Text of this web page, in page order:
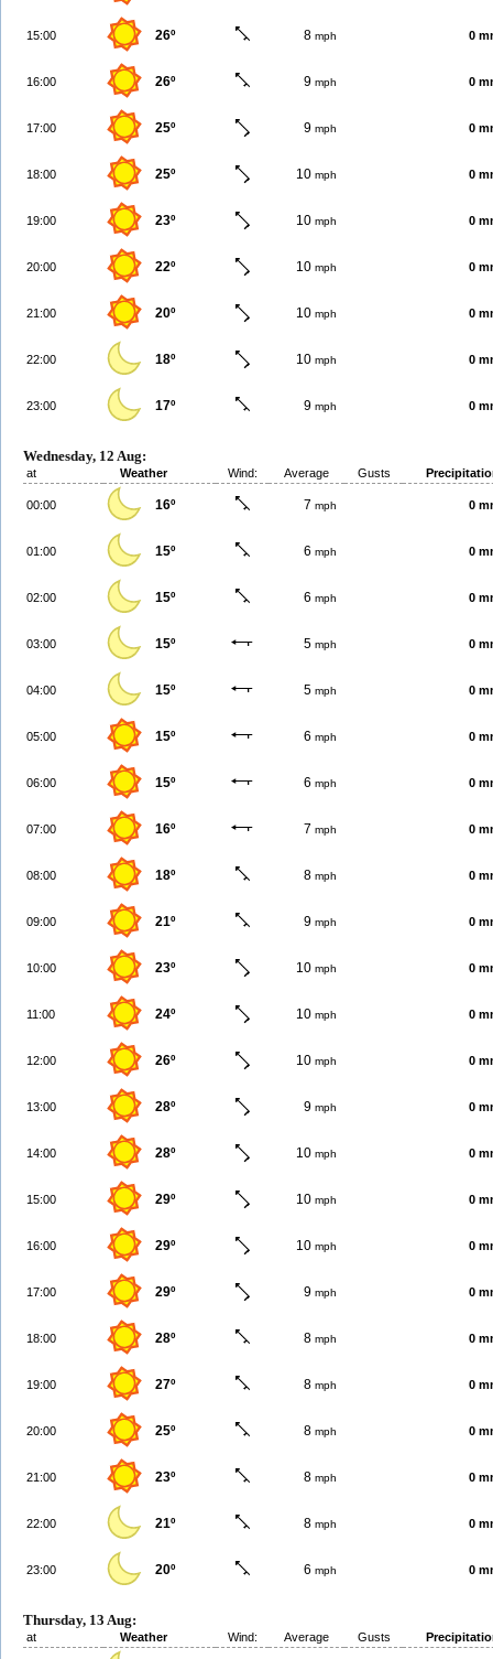
15:00 26º 8 mph 0
16:00 26º 9 mph 0
17:00 25º 9 mph 0
18:00 25º 10 mph 0
19:00 23º 10 mph 0
20:00 22º 10 mph 0
21:00 20º 10 mph 0
22:00 18º 10 mph 0
23:00 17º 9 mph 0
Wednesday, 12 Aug:
at Weather Wind: Average Gusts
00:00 16º 7 mph 0
01:00 15º 6 mph 0
02:00 15º 6 mph 0
03:00 15º 5 mph 0
04:00 15º 5 mph 0
05:00 15º 6 mph 0
06:00 15º 6 mph 0
07:00 16º 7 mph 0
08:00 18º 8 mph 0
09:00 21º 9 mph 0
10:00 23º 10 mph 0
11:00 24º 10 mph 0
12:00 26º 10 mph 0
13:00 28º 9 mph 0
14:00 28º 10 mph 0
15:00 29º 10 mph 0
16:00 29º 10 mph 0
17:00 29º 9 mph 0
18:00 28º 8 mph 0
19:00 27º 8 mph 0
20:00 25º 8 mph 0
21:00 23º 8 mph 0
22:00 21º 8 mph 0
23:00 20º 6 mph 0
Thursday, 13 Aug:
at Weather Wind: Average Gusts